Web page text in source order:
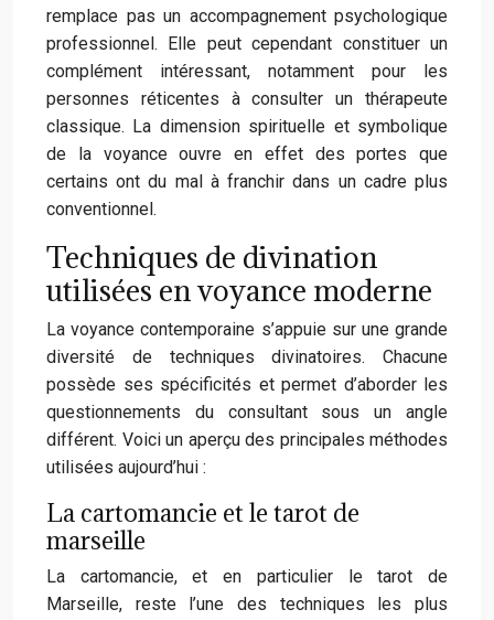
remplace pas un accompagnement psychologique
professionnel. Elle peut cependant constituer un
complément intéressant, notamment pour les
personnes réticentes à consulter un thérapeute
classique. La dimension spirituelle et symbolique
de la voyance ouvre en effet des portes que
certains ont du mal à franchir dans un cadre plus
conventionnel.
Techniques de divination
utilisées en voyance moderne
La voyance contemporaine s’appuie sur une grande
diversité de techniques divinatoires. Chacune
possède ses spécificités et permet d’aborder les
questionnements du consultant sous un angle
différent. Voici un aperçu des principales méthodes
utilisées aujourd’hui :
La cartomancie et le tarot de
marseille
La cartomancie, et en particulier le tarot de
Marseille, reste l’une des techniques les plus